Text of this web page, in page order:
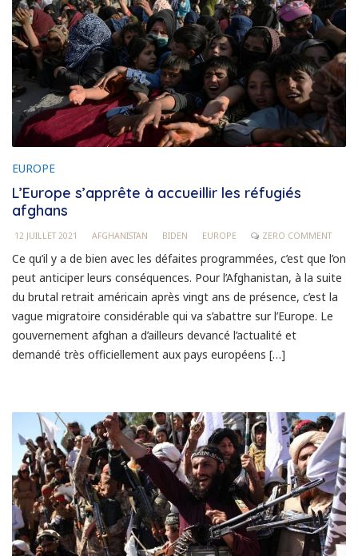
EUROPE
L’Europe s’apprête à accueillir les réfugiés
afghans
12 JUILLET 2021 AFGHANISTAN BIDEN EUROPE ZERO COMMENT
Ce qu’il y a de bien avec les défaites programmées, c’est que l’on
peut anticiper leurs conséquences. Pour l’Afghanistan, à la suite
du brutal retrait américain après vingt ans de présence, c’est la
vague migratoire considérable qui va s’abattre sur l’Europe. Le
gouvernement afghan a d’ailleurs devancé l’actualité et
demandé très officiellement aux pays européens […]